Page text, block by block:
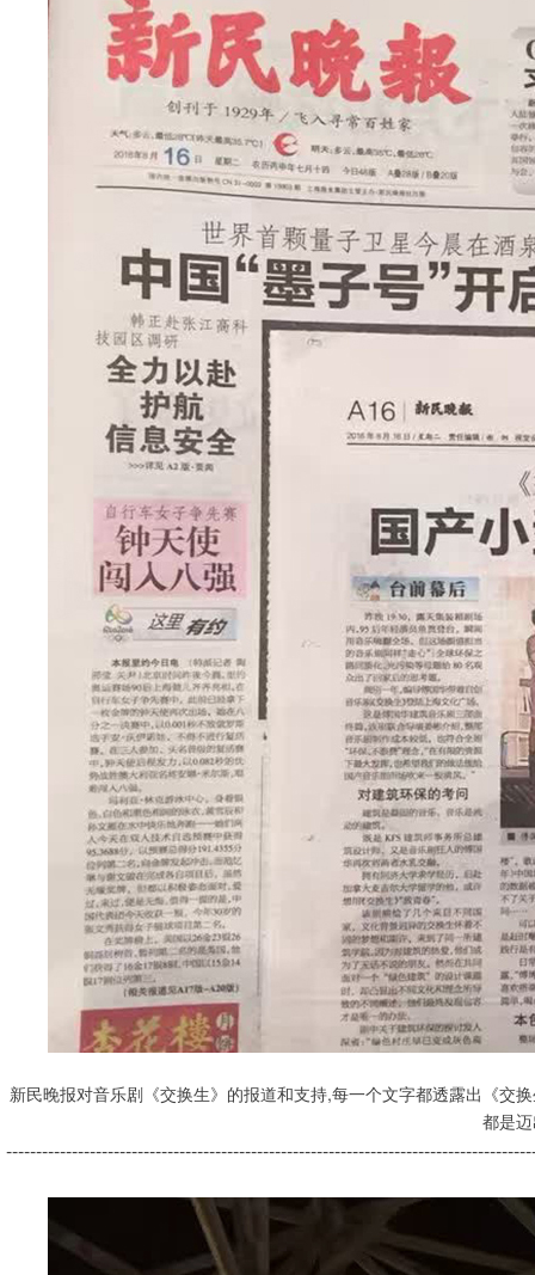
新民晚报对音乐剧《交换生》的报道和支持,每一个文字都透露出《交
都是